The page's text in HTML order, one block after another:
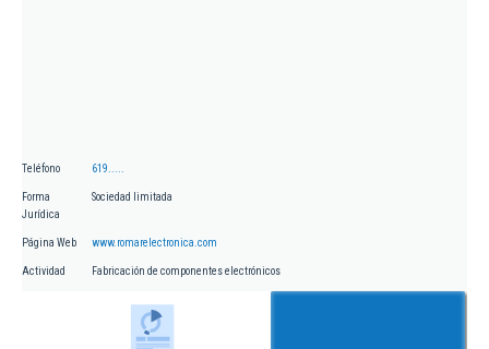
Teléfono 619.....
Forma
Jurídica
Sociedad limitada
Página Web www.romarelectronica.com
Actividad Fabricación de componentes electrónicos